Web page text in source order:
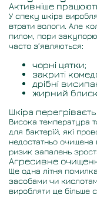
Активніше
У спеку шкіра
втрати вологи. Але
пилом, пори
часто з’являються:
чорні цятки;
закриті
дрібні
жирний
Шкіра
Висока температура
для бактерій, які
недостатньо очищена
ризик запалень
Агресивне
Ще одна літня
засобами чи
виробляти ще більше